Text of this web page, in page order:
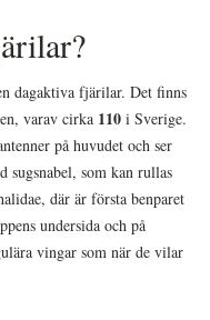
dagaktiva fjärilar. Det finns
varav cirka 110 i Sverige.
på huvudet och ser
sugsnabel, som kan rullas
där är första benparet
undersida och på
vingar som när de vilar